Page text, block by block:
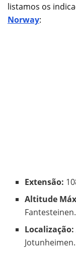
listamos os
Norway:
Extensão:
Altitude
Fantesteinen.
Localização:
Jotunheimen.